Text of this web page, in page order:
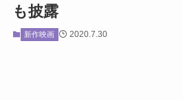
も披露
新作映画 2020.7.30